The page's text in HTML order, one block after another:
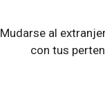
Mudarse al
con tus